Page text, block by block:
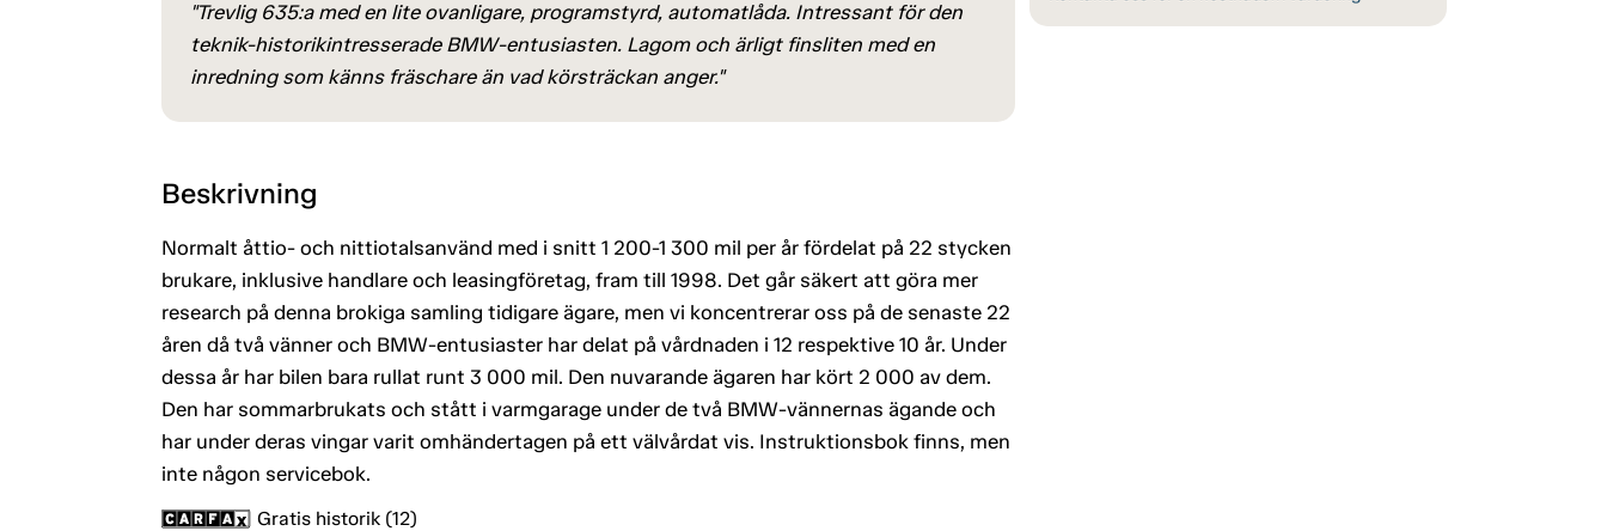
"Trevlig 635:a med en lite ovanligare, programstyrd, automatlåda. Intressant för den
teknik-historikintresserade BMW-entusiasten. Lagom och ärligt finsliten med en
inredning som känns fräschare än vad körsträckan anger."
Beskrivning
Normalt åttio- och nittiotalsanvänd med i snitt 1 200-1 300 mil per år fördelat på 22 stycken
brukare, inklusive handlare och leasingföretag, fram till 1998. Det går säkert att göra mer
research på denna brokiga samling tidigare ägare, men vi koncentrerar oss på de senaste 22
åren då två vänner och BMW-entusiaster har delat på vårdnaden i 12 respektive 10 år. Under
dessa år har bilen bara rullat runt 3 000 mil. Den nuvarande ägaren har kört 2 000 av dem.
Den har sommarbrukats och stått i varmgarage under de två BMW-vännernas ägande och
har under deras vingar varit omhändertagen på ett välvårdat vis. Instruktionsbok finns, men
inte någon servicebok.
Gratis historik (12)